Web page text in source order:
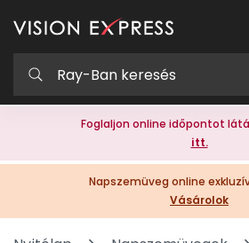
Foglaljon online időpontot
itt.
Napszemüveg online
Vásárolok